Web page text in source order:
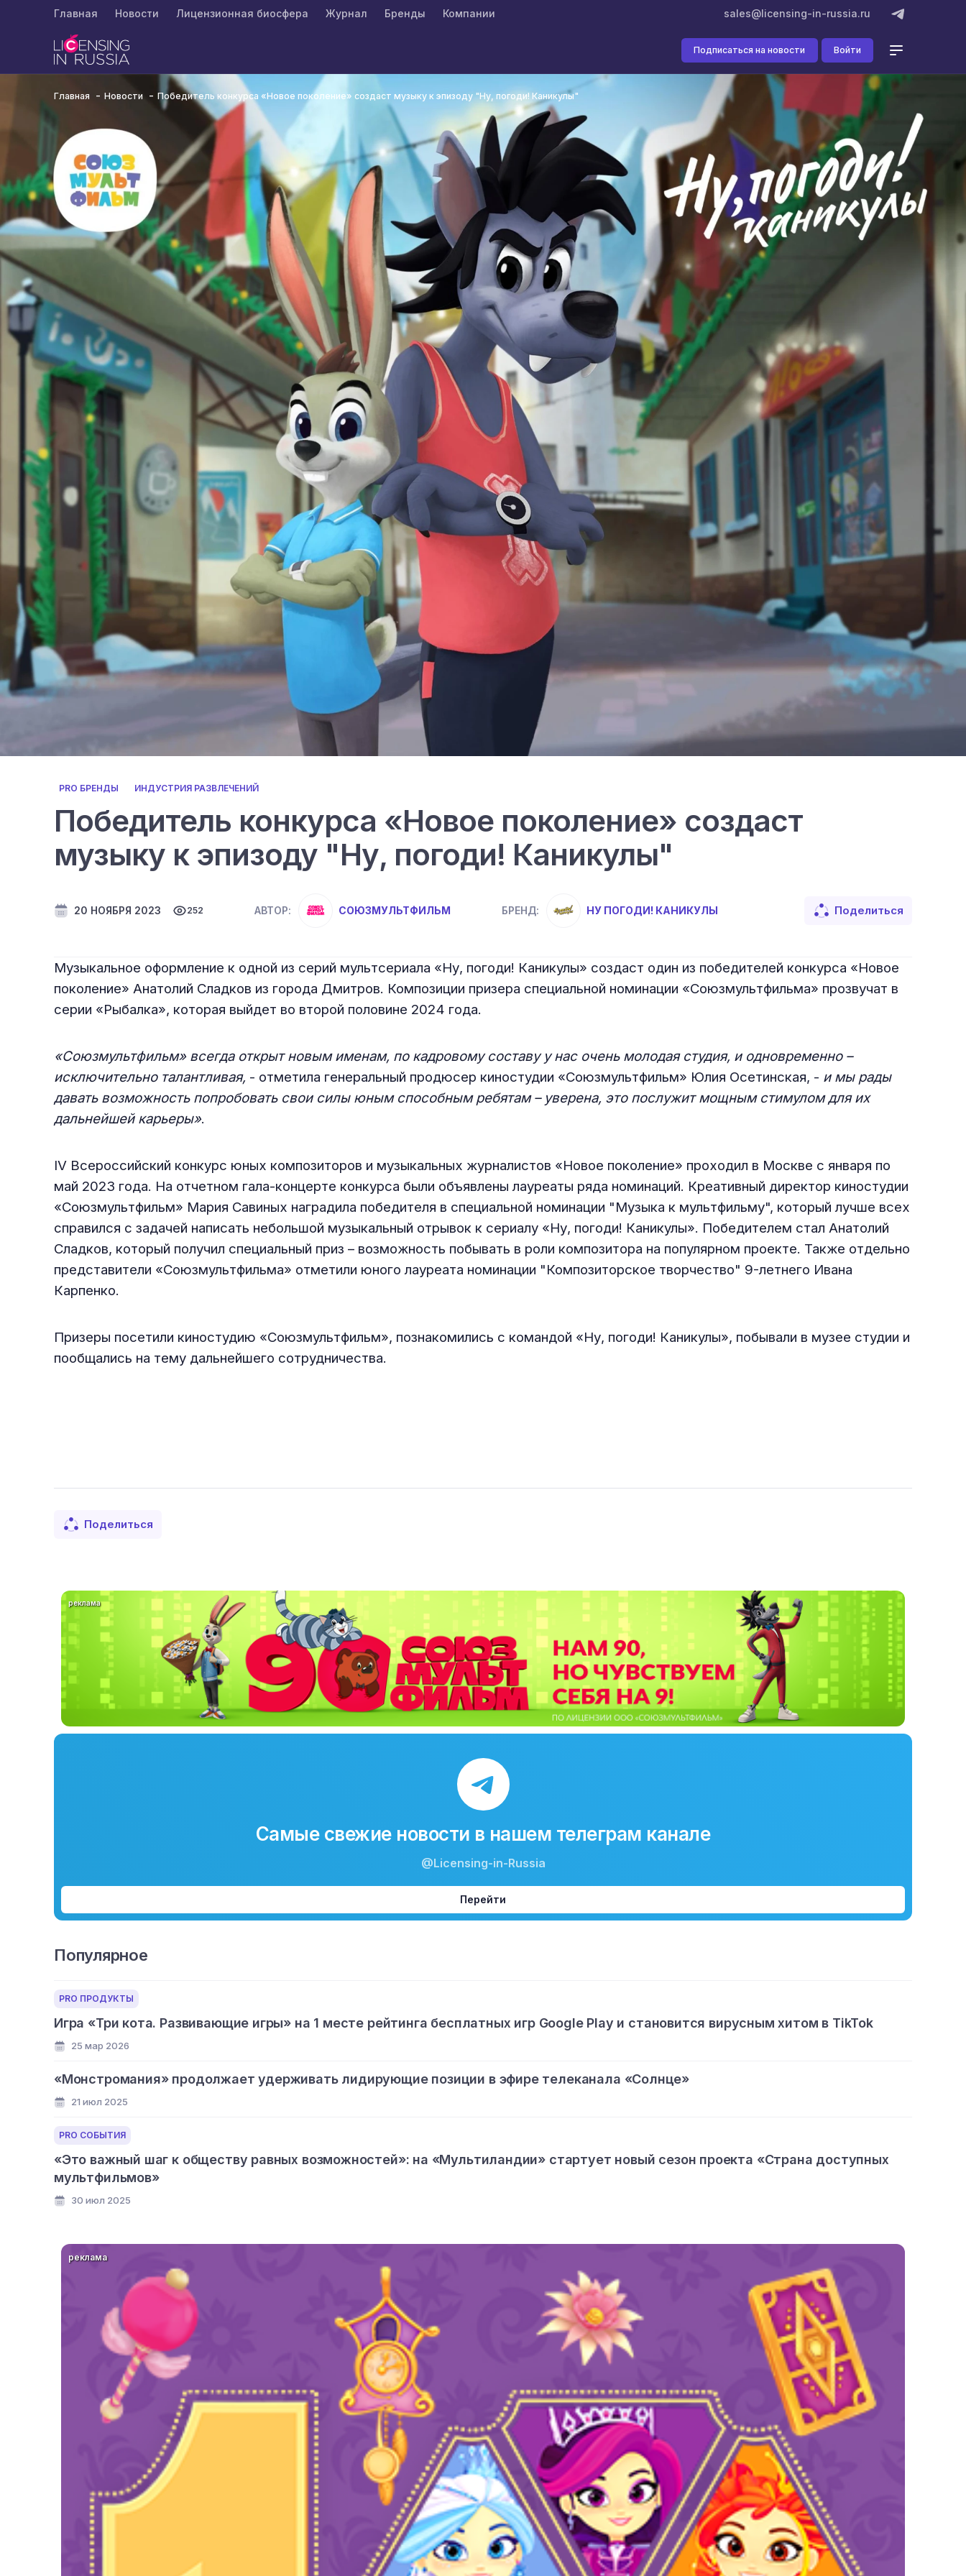
Главная Новости Лицензионная биосфера Журнал Бренды Компании sales@licensing-in-russia.ru
Подписаться на новости Войти
Главная Новости Победитель конкурса «Новое поколение» создаст музыку к эпизоду "Ну, погоди! Каникулы"
PRO БРЕНДЫ ИНДУСТРИЯ РАЗВЛЕЧЕНИЙ
Победитель конкурса «Новое поколение» создаст
музыку к эпизоду "Ну, погоди! Каникулы"
20 НОЯБРЯ 2023 252 АВТОР: СОЮЗМУЛЬТФИЛЬМ БРЕНД: НУ ПОГОДИ! КАНИКУЛЫ Поделиться
Музыкальное оформление к одной из серий мультсериала «Ну, погоди! Каникулы» создаст один из победителей конкурса «Новое
поколение» Анатолий Сладков из города Дмитров. Композиции призера специальной номинации «Союзмультфильма» прозвучат в
серии «Рыбалка», которая выйдет во второй половине 2024 года.
«Союзмультфильм» всегда открыт новым именам, по кадровому составу у нас очень молодая студия, и одновременно –
исключительно талантливая, - отметила генеральный продюсер киностудии «Союзмультфильм» Юлия Осетинская, - и мы рады
давать возможность попробовать свои силы юным способным ребятам – уверена, это послужит мощным стимулом для их
дальнейшей карьеры».
IV Всероссийский конкурс юных композиторов и музыкальных журналистов «Новое поколение» проходил в Москве с января по
май 2023 года. На отчетном гала-концерте конкурса были объявлены лауреаты ряда номинаций. Креативный директор киностудии
«Союзмультфильм» Мария Савиных наградила победителя в специальной номинации "Музыка к мультфильму", который лучше всех
справился с задачей написать небольшой музыкальный отрывок к сериалу «Ну, погоди! Каникулы». Победителем стал Анатолий
Сладков, который получил специальный приз – возможность побывать в роли композитора на популярном проекте. Также отдельно
представители «Союзмультфильма» отметили юного лауреата номинации "Композиторское творчество" 9-летнего Ивана
Карпенко.
Призеры посетили киностудию «Союзмультфильм», познакомились с командой «Ну, погоди! Каникулы», побывали в музее студии и
пообщались на тему дальнейшего сотрудничества.
Поделиться
реклама
Самые свежие новости в нашем телеграм канале
@Licensing-in-Russia
Перейти
Популярное
PRO ПРОДУКТЫ
Игра «Три кота. Развивающие игры» на 1 месте рейтинга бесплатных игр Google Play и становится вирусным хитом в TikTok
25 мар 2026
«Монстромания» продолжает удерживать лидирующие позиции в эфире телеканала «Солнце»
21 июл 2025
PRO СОБЫТИЯ
«Это важный шаг к обществу равных возможностей»: на «Мультиландии» стартует новый сезон проекта «Страна доступных
мультфильмов»
30 июл 2025
реклама